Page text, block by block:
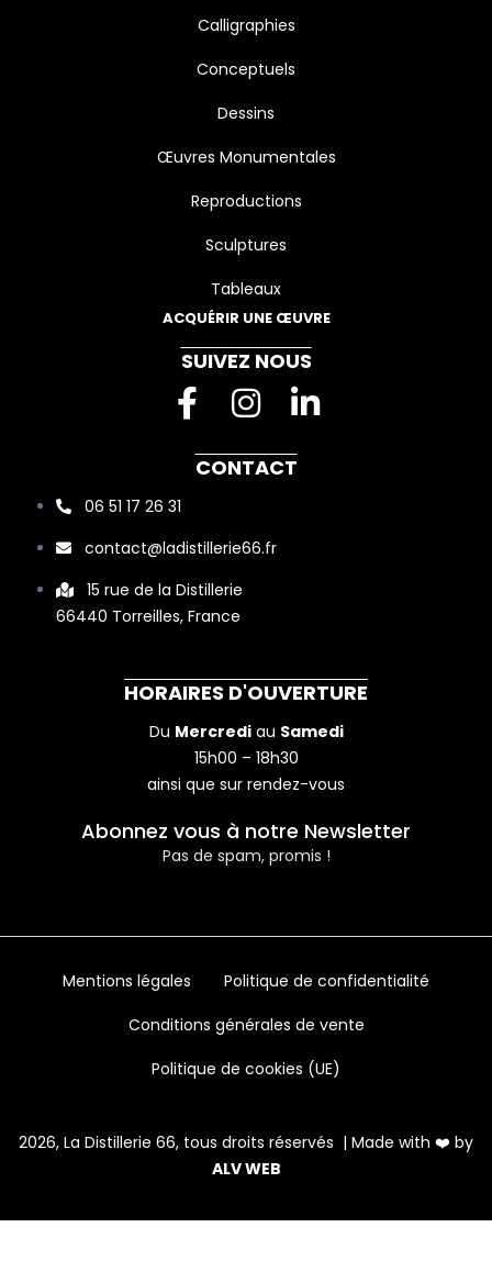
Calligraphies
Conceptuels
Dessins
Œuvres Monumentales
Reproductions
Sculptures
Tableaux
ACQUÉRIR UNE ŒUVRE
SUIVEZ NOUS
F
a
c
b
o
o
k
f
I
s
a
g
L
i
n
CONTACT
06 51 17 26 31
contact@ladistillerie66.fr
15 rue de la Distillerie
66440 Torreilles, France
HORAIRES D'OUVERTURE
Du Mercrediau Samedi
15h00 – 18h30
ainsi que sur rendez-vous
Abonnez vous à notre Newsletter
Pas de spam, promis !
Mentions légales
Politique de confidentialité
Conditions générales de vente
Politique de cookies (UE)
2026, La Distillerie 66, tous droits réservés | Made with ❤️ by
ALV WEB